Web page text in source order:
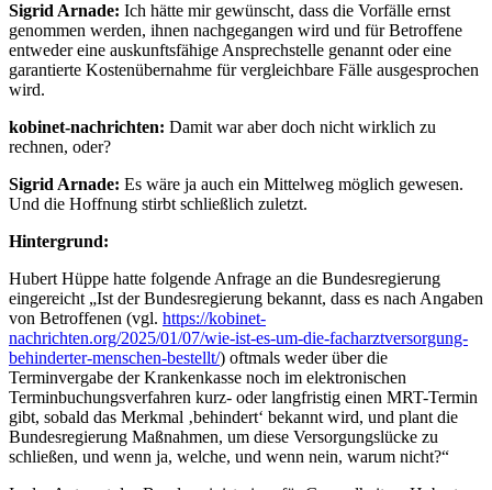
Sigrid Arnade: Ich hätte mir gewünscht, dass die Vorfälle ernst
genommen werden, ihnen nachgegangen wird und für Betroffene
entweder eine auskunftsfähige Ansprechstelle genannt oder eine
garantierte Kostenübernahme für vergleichbare Fälle ausgesprochen
wird.
kobinet-nachrichten: Damit war aber doch nicht wirklich zu
rechnen, oder?
Sigrid Arnade: Es wäre ja auch ein Mittelweg möglich gewesen.
Und die Hoffnung stirbt schließlich zuletzt.
Hintergrund:
Hubert Hüppe hatte folgende Anfrage an die Bundesregierung
eingereicht „Ist der Bundesregierung bekannt, dass es nach Angaben
von Betroffenen (vgl. https://kobinet-
nachrichten.org/2025/01/07/wie-ist-es-um-die-facharztversorgung-
behinderter-menschen-bestellt/) oftmals weder über die
Terminvergabe der Krankenkasse noch im elektronischen
Terminbuchungsverfahren kurz- oder langfristig einen MRT-Termin
gibt, sobald das Merkmal ‚behindert‘ bekannt wird, und plant die
Bundesregierung Maßnahmen, um diese Versorgungslücke zu
schließen, und wenn ja, welche, und wenn nein, warum nicht?“